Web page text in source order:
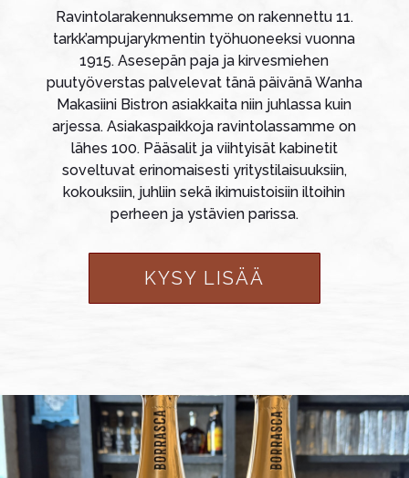
Ravintolarakennuksemme on rakennettu 11.
tarkk’ampujarykmentin työhuoneeksi vuonna
1915. Asesepän paja ja kirvesmiehen
puutyöverstas palvelevat tänä päivänä Wanha
Makasiini Bistron asiakkaita niin juhlassa kuin
arjessa. Asiakaspaikkoja ravintolassamme on
lähes 100. Pääsalit ja viihtyisät kabinetit
soveltuvat erinomaisesti yritystilaisuuksiin,
kokouksiin, juhliin sekä ikimuistoisiin iltoihin
perheen ja ystävien parissa.
KYSY LISÄÄ